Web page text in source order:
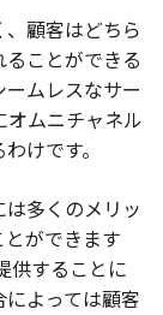
顧客はどちら
ことができる
ムレスなサー
オムニチャネル
けです。
多くのメリッ
ができます
供することに
よっては顧客